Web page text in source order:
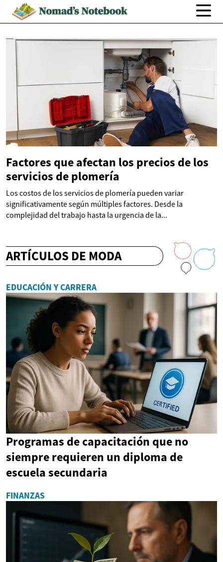
Factores que afectan los precios de los
servicios de plomería
Los costos de los servicios de plomería pueden variar
significativamente según múltiples factores. Desde la
complejidad del trabajo hasta la urgencia de la...
ARTÍCULOS DE MODA
EDUCACIÓN Y CARRERA
Programas de capacitación que no
siempre requieren un diploma de
escuela secundaria
FINANZAS